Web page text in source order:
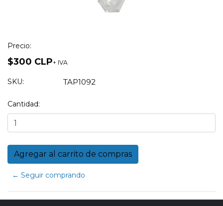
Precio:
$300 CLP+ IVA
SKU: TAP1092
Cantidad:
← Seguir comprando